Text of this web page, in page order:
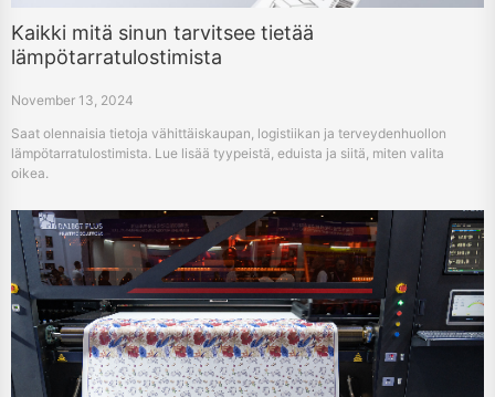
Kaikki mitä sinun tarvitsee tietää
lämpötarratulostimista
November 13, 2024
Saat olennaisia tietoja vähittäiskaupan, logistiikan ja terveydenhuollon
lämpötarratulostimista. Lue lisää tyypeistä, eduista ja siitä, miten valita
oikea.